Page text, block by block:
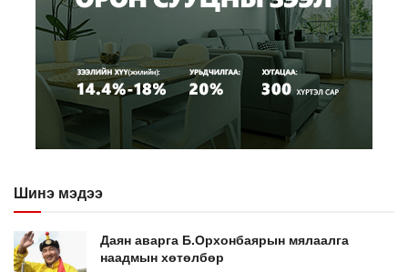
Шинэ мэдээ
Даян аварга Б.Орхонбаярын мялаалга
наадмын хөтөлбөр